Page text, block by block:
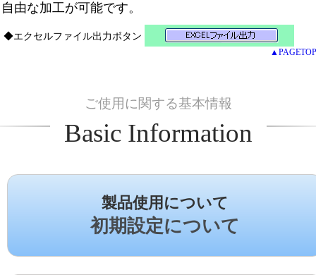
自由な加工が可能です。
◆エクセルファイル出力ボタン
▲PAGETOP
ご使用に関する基本情報
Basic Information
製品使用について
初期設定について